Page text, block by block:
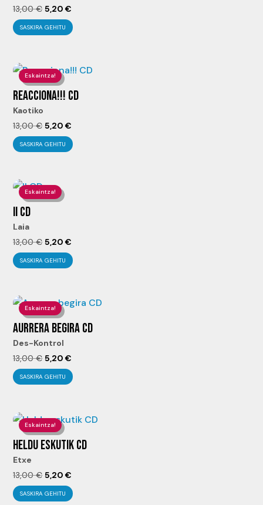
13,00€El
precio
original
13,00 €.
5,20€
precio
5,20 €.
SASKIRA GEHITU
Eskaintza!
REACCIONA!!! CD
Kaotiko
13,00€El
precio
original
13,00 €.
5,20€
precio
SASKIRA GEHITU
Eskaintza!
II CD
Laia
13,00€El
precio
original
13,00 €.
5,20€
precio
5,20 €.
SASKIRA GEHITU
Eskaintza!
AURRERA BEGIRA CD
Des-Kontrol
13,00€El
precio
13,00 €.
5,20€
precio
5,20 €.
SASKIRA GEHITU
Eskaintza!
HELDU ESKUTIK CD
Etxe
13,00€El
precio
5,20€
precio
SASKIRA GEHITU